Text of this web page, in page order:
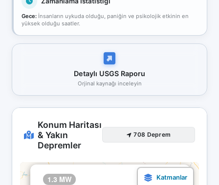
Gece: İnsanların uykuda olduğu, paniğin ve psikolojik etkinin en
yüksek olduğu saatler.
Detaylı USGS Raporu
Orjinal kaynağı inceleyin
Konum Haritası
& Yakın
Depremler
708 Deprem
1.3 MW 15.05 00:45
×